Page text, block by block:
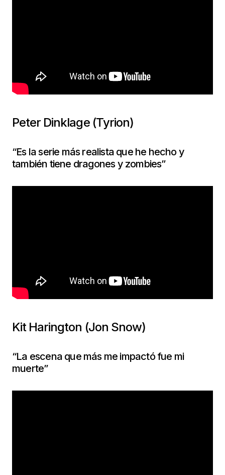
Peter Dinklage (Tyrion)
“Es la serie más realista que he hecho y
también tiene dragones y zombies”
Kit Harington (Jon Snow)
“La escena que más me impactó fue mi
muerte”